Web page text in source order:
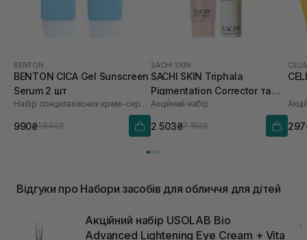
BENTON
BENTON CICA Gel Sunscreen
Serum 2 шт
Набір сонцезахисних крем-сироваток
990₴1 840₴
SACHI SKIN
SACHI SKIN Triphala
Pigmentation Corrector та
Saffron Luminous Cleanser
Акційний набір
2 503₴7 150₴
Відгуки про Набори засобів для обличчя для дітей
Акційний набір USOLAB Bio
Advanced Lightening Eye Cream + Vita